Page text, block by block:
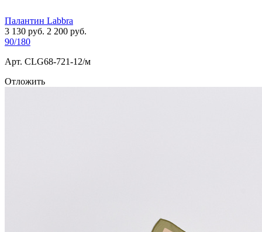
Палантин Labbra
3 130 руб. 2 200 руб.
90/180
Арт. СLG68-721-12/м
Отложить